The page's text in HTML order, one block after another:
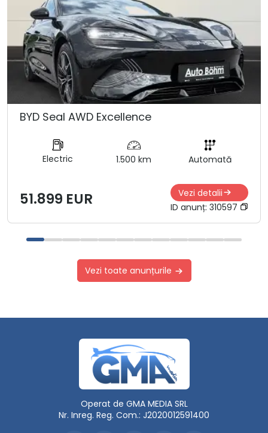
BYD Seal AWD Excellence
Electric 1.500 km Automată
51.899 EUR
Vezi detalii
ID anunț: 310597
Vezi toate anunțurile
Operat de GMA MEDIA SRL
Nr. Inreg. Reg. Com.: J2020012591400